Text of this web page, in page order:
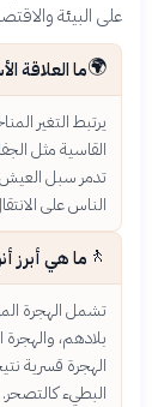
على البيئة
🌍ما العلاقة
يرتبط التغير
القاسية مثل
تدمر سبل
الناس على
🚶 ما هي أبرز
تشمل الهجرة
بلادهم،
الهجرة قسرية
البطيء كالتصحر.